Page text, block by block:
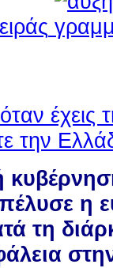
η
τη